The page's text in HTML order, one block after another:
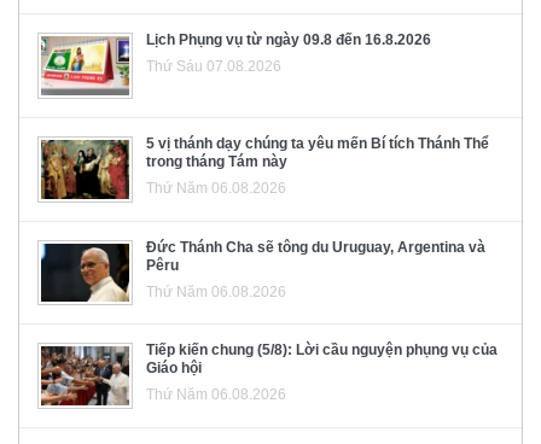
Lịch Phụng vụ từ ngày 09.8 đến 16.8.2026
Thứ Sáu 07.08.2026
5 vị thánh dạy chúng ta yêu mến Bí tích Thánh Thể
trong tháng Tám này
Thứ Năm 06.08.2026
Đức Thánh Cha sẽ tông du Uruguay, Argentina và
Pêru
Thứ Năm 06.08.2026
Tiếp kiến chung (5/8): Lời cầu nguyện phụng vụ của
Giáo hội
Thứ Năm 06.08.2026